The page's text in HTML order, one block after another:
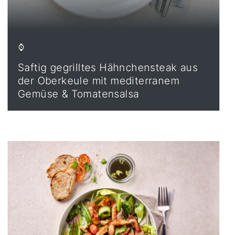
Saftig gegrilltes Hähnchensteak aus
der Oberkeule mit mediterranem
Gemüse & Tomatensalsa